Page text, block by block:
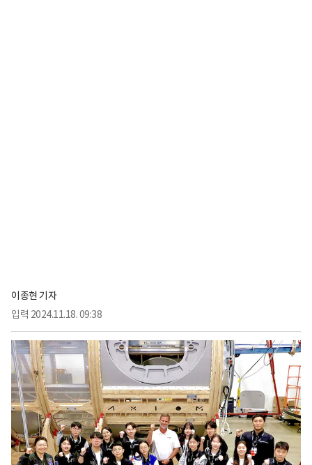
이종현 기자
입력 2024.11.18. 09:38